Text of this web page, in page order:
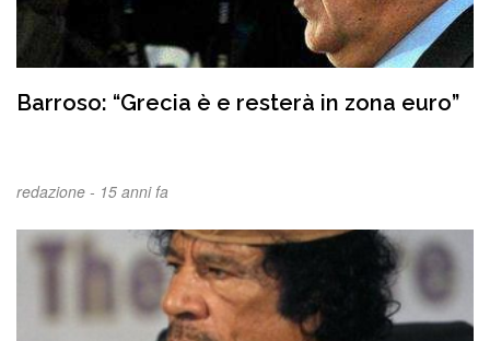
Barroso: “Grecia è e resterà in zona euro”
redazione - 15 anni fa